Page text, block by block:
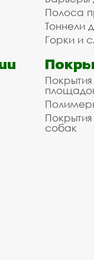
Полоса
Тоннели
Горки и
собак